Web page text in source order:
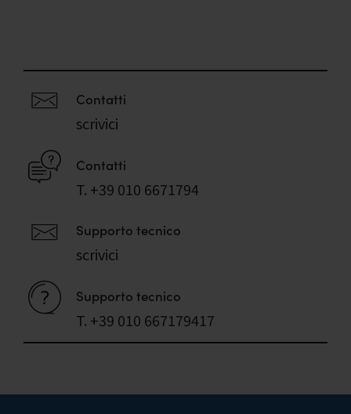
Contatti
scrivici
Contatti
T. +39 010 6671794
Supporto tecnico
scrivici
Supporto tecnico
T. +39 010 667179417